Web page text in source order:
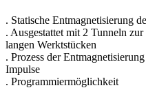
. Statische Entmagnetisierung
. Ausgestattet mit 2 Tunneln
langen Werktstücken
. Prozess der
Impulse
. Programmiermöglichkeit